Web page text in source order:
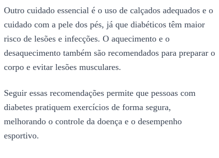
Outro cuidado essencial é o uso de calçados adequados e o
cuidado com a pele dos pés, já que diabéticos têm maior
risco de lesões e infecções. O aquecimento e o
desaquecimento também são recomendados para preparar o
corpo e evitar lesões musculares.
Seguir essas recomendações permite que pessoas com
diabetes pratiquem exercícios de forma segura,
melhorando o controle da doença e o desempenho
esportivo.